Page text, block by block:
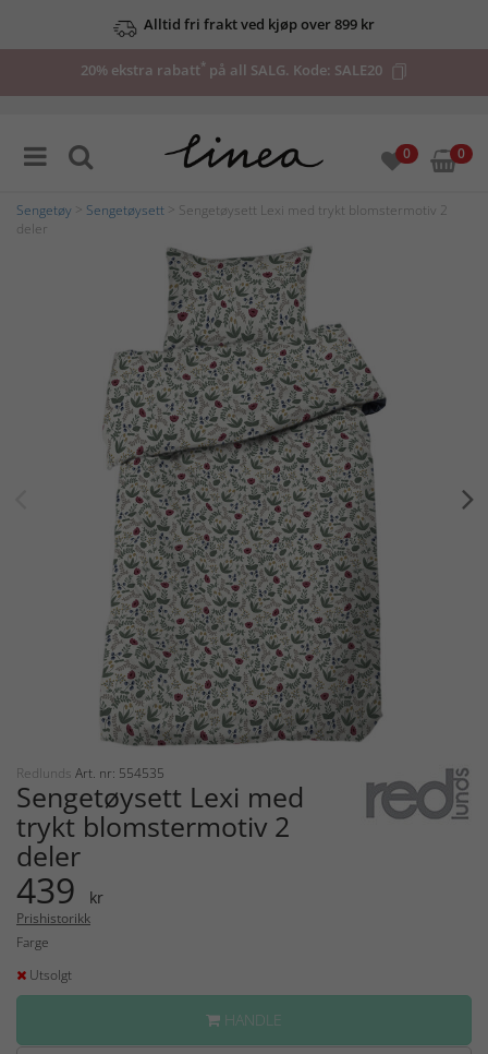
Alltid fri frakt ved kjøp over 899 kr
20% ekstra rabatt* på all SALG. Kode: SALE20
0 0
Sengetøy Sengetøysett > Sengetøysett Lexi med trykt blomstermotiv 2
deler
Redlunds Art. nr: 554535
Sengetøysett Lexi med
trykt blomstermotiv 2
deler
439 kr
Prishistorikk
Farge
Utsolgt
HANDLE